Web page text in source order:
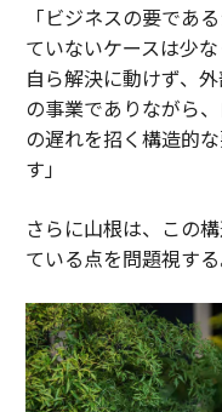
「ビジネスの要であ
ていないケースは少
自ら解決に動けず、
の事業でありながら
の遅れを招く構造的
す」
さらに山根は、この
ている点を問題視する